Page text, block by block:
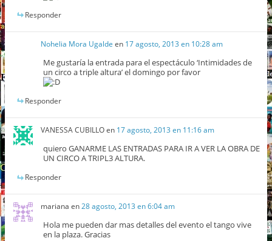
Responder
Nohelia Mora Ugalde en 17 agosto, 2013 en 10:28 am
Me gustaría la entrada para el espectáculo ‘Intimidades de
un circo a triple altura’ el domingo por favor
Responder
VANESSA CUBILLOen 17 agosto, 2013 en 11:16 am
quiero GANARME LAS ENTRADAS PARA IR A VER LA OBRA DE
UN CIRCO A TRIPL3 ALTURA.
Responder
mariana en28 agosto, 2013 en 6:04 am
Hola me pueden dar mas detalles del evento el tango vive
en la plaza. Gracias